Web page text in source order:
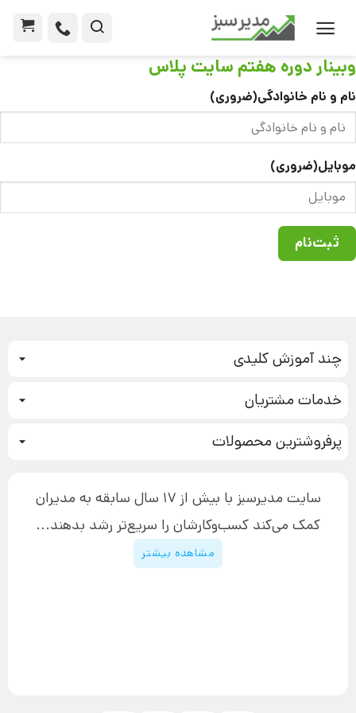
وبینار دوره هفتم سایت پلاس
نام و نام خانوادگی(ضروری)
موبایل(ضروری)
چند آموزش کلیدی
بازاریابی عصبی
تبلیغ نویسی
افزایش عملکرد
چگونه کتاب بنویسیم
دوره اینستاگرام
خدمات مشتریان
آموزش دسترسی به دانلود فایل‌ها
پیگیری سفارش
پشتیبانی
قوانین و مقررات سایت
پرفروشترین محصولاتدوره جدید سیستم سازی
سایت مدیرسبز با بیش از 17 سال سابقه به مدیران
کمک می‌کند کسب‌و‌کارشان را سریع‌تر رشد بدهند...
مشاهده بیشتر